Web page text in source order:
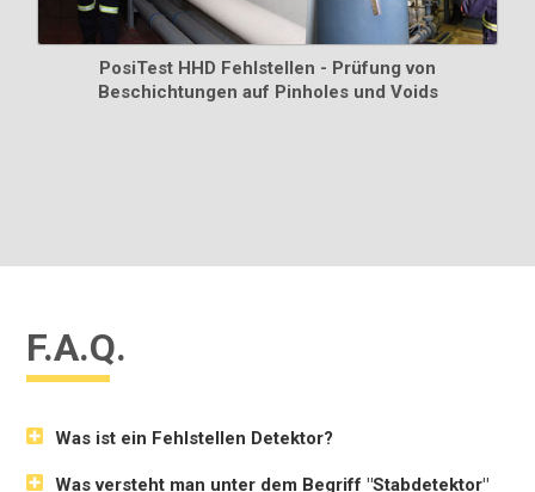
PosiTest HHD Fehlstellen - Prüfung von
Beschichtungen auf Pinholes und Voids
F.A.Q.
Was ist ein Fehlstellen Detektor?
Was versteht man unter dem Begriff "Stabdetektor"